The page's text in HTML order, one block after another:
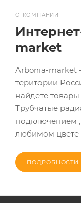
О КОМПАНИИ
market
Arbonia-market
територии
найдете
Трубчатые
подключением ,
любимом цвете
ПОДРОБНОСТИ